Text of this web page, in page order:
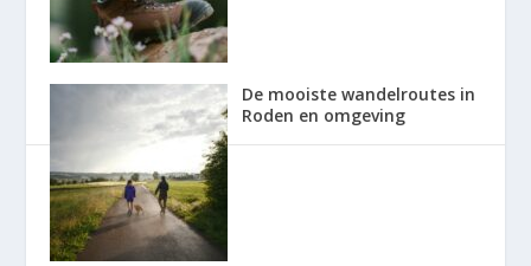
De mooiste wandelroutes in
Roden en omgeving